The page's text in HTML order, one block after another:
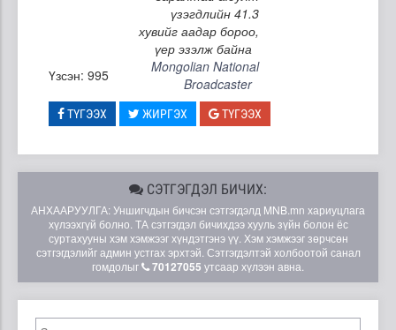
үзэгдлийн 41.3
хувийг аадар бороо,
үер эзэлж байна
Үзсэн: 995
Mongolian National
Broadcaster
ТҮГЭЭХ ЖИРГЭХ ТҮГЭЭХ
СЭТГЭГДЭЛ БИЧИХ:
АНХААРУУЛГА: Уншигчдын бичсэн сэтгэгдэлд MNB.mn хариуцлага
хүлээхгүй болно. ТА сэтгэгдэл бичихдээ хууль зүйн болон ёс
суртахууны хэм хэмжээг хүндэтгэнэ үү. Хэм хэмжээг зөрчсөн
сэтгэгдэлийг админ устгах эрхтэй. Сэтгэгдэлтэй холбоотой санал
гомдолыг
70127055 утсаар хүлээн авна.